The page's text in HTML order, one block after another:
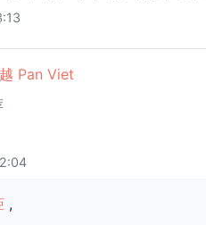
Pan Viet
,